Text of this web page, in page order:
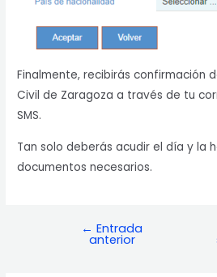
Finalmente, recibirás confirmación
Civil de Zaragoza a través de tu
SMS.
Tan solo deberás acudir el día y la
documentos necesarios.
Navegación
← Entrada
anterior